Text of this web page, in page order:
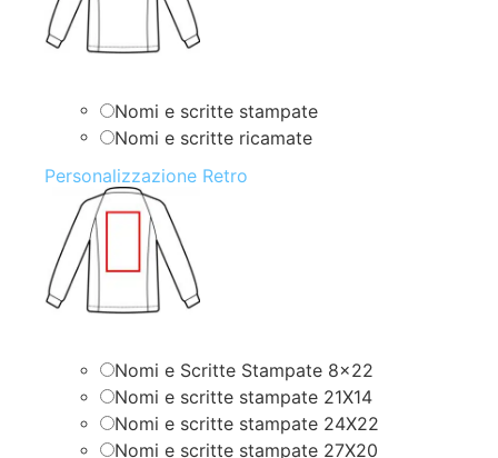
Nomi e scritte stampate
Nomi e scritte ricamate
Personalizzazione Retro
Nomi e Scritte Stampate 8×22
Nomi e scritte stampate 21X14
Nomi e scritte stampate 24X22
Nomi e scritte stampate 27X20